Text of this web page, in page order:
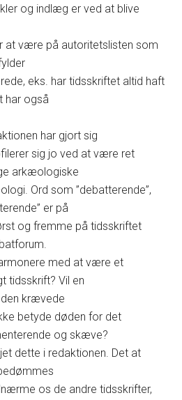
og indlæg er ved at blive
at være på autoritetslisten som
eks. har tidsskriftet altid haft
har også
har gjort sig
sig jo ved at være ret
arkæologiske
Ord som ”debatterende”,
er på
og fremme på tidsskriftet
med at være et
tidsskrift? Vil en
krævede
betyde døden for det
og skæve?
dette i redaktionen. Det at
os de andre tidsskrifter,